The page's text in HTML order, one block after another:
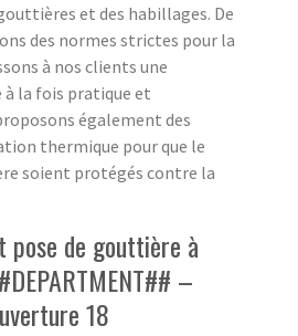
et des habillages. De
des normes strictes pour la
à nos clients une
la fois pratique et
également des
thermique pour que le
soient protégés contre la
pose de gouttière à
–
18